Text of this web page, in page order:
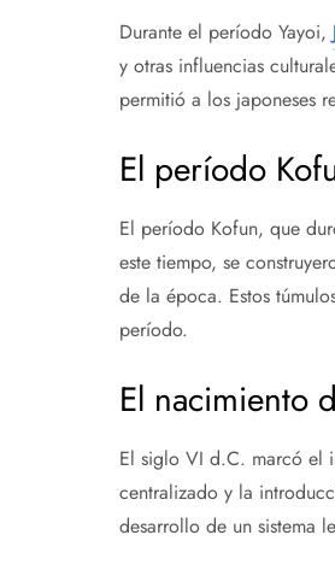
Durante el período Yayoi,
y otras influencias
permitió a los japoneses
El período
El período Kofun, que
este tiempo, se
de la época. Estos
período.
El nacimiento
El siglo VI d.C. marcó el
centralizado y la
desarrollo de un sistema